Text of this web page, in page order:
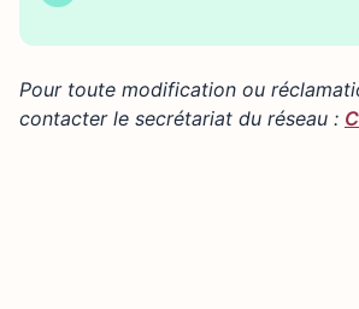
−
Pour toute modification ou
contacter le secrétariat du réseau :